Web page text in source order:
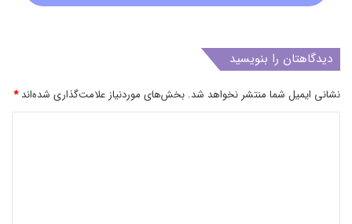
دیدگاهتان را بنویسید
نشانی ایمیل شما منتشر نخواهد شد. بخش‌های موردنیاز علامت‌گذاری شده‌اند*